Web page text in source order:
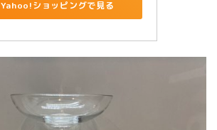
Yahoo!ショッピングで見る